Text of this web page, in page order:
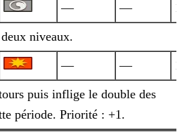
— —
niveaux.
— —
puis inflige le double des
période. Priorité : +1.